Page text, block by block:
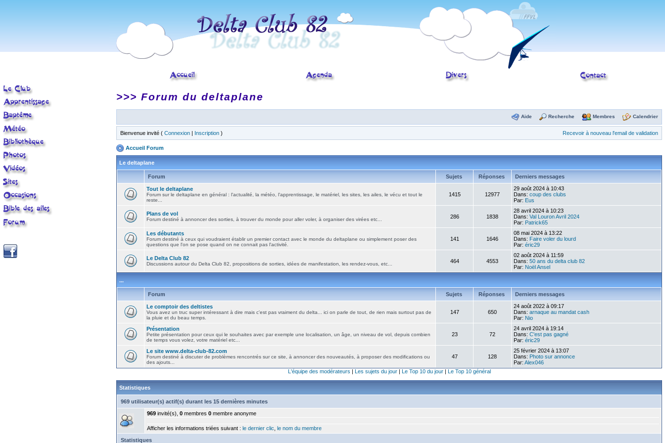
>>> Forum du deltaplane
Aide Recherche Membres Calendrier
Bienvenue invité ( Connexion | Inscription ) Recevoir à nouveau l'email de validation
Accueil Forum
Le deltaplane
Forum Sujets Réponses Derniers messages
Tout le deltaplane
Forum sur le deltaplane en général : l'actualité, la météo, l'apprentissage, le matériel, les sites, les ailes, le vécu et tout le
reste...
1415 12977
29 août 2024 à 10:43
Dans: coup des clubs
Par: Eus
Plans de vol
Forum destiné à annoncer des sorties, à trouver du monde pour aller voler, à organiser des virées etc... 286 1838
28 avril 2024 à 10:23
Dans: Val Louron Avril 2024
Par: Patrick65
Les débutants
Forum destiné à ceux qui voudraient établir un premier contact avec le monde du deltaplane ou simplement poser des
questions que l'on se pose quand on ne connait pas l'activité.
141 1646
08 mai 2024 à 13:22
Dans: Faire voler du lourd
Par: éric29
Le Delta Club 82
Discussions autour du Delta Club 82, propositions de sorties, idées de manifestation, les rendez-vous, etc... 464 4553
02 août 2024 à 11:59
Dans: 50 ans du delta club 82
Par: Noël Ansel
...
Forum Sujets Réponses Derniers messages
Le comptoir des deltistes
Vous avez un truc super intéressant à dire mais c'est pas vraiment du delta... ici on parle de tout, de rien mais surtout pas de
la pluie et du beau temps.
147 650
24 août 2022 à 09:17
Dans: arnaque au mandat cash
Par: Nio
Présentation
Petite présentation pour ceux qui le souhaites avec par exemple une localisation, un âge, un niveau de vol, depuis combien
de temps vous volez, votre matériel etc...
23 72
24 avril 2024 à 19:14
Dans: C'est pas gagné
Par: éric29
Le site www.delta-club-82.com
Forum destiné à discuter de problèmes rencontrés sur ce site, à annoncer des nouveautés, à proposer des modifications ou
des ajouts...
47 128
25 février 2024 à 13:07
Dans: Photo sur annonce
Par: Alex046
L'équipe des modérateurs | Les sujets du jour| Le Top 10 du jour| Le Top 10 général
Statistiques
969 utilisateur(s) actif(s) durant les 15 dernières minutes
969 invité(s), 0 membres 0 membre anonyme
Afficher les informations triées suivant : le dernier clic le nom du membre
Statistiques